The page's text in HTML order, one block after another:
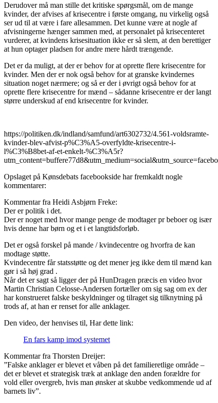
Derudover må man stille det kritiske spørgsmål, om de mange
kvinder, der afvises af krisecentre i første omgang, nu virkelig også
ser ud til at være i fare allesammen. Det kunne være at nogle af
afvisningerne hænger sammen med, at personalet på krisecenteret
vurderer, at kvindens krisesituation ikke er så slem, at den berettiger
at hun optager pladsen for andre mere hårdt trængende.
Det er da muligt, at der er behov for at oprette flere krisecentre for
kvinder. Men der er nok også behov for at granske kvindernes
situation noget nærmere; og så er der i øvrigt også behov for at
oprette flere krisecentre for mænd – sådanne krisecentre er der langt
større underskud af end krisecentre for kvinder.
https://politiken.dk/indland/samfund/art6302732/4.561-voldsramte-
kvinder-blev-afvist-p%C3%A5-overfyldte-krisecentre-i-
l%C3%B8bet-af-et-enkelt-%C3%A5r?
Opslaget på Kønsdebats facebookside har fremkaldt nogle
kommentarer:
Kommentar fra Heidi Asbjørn Freke:
Der er politik i det.
Der er noget med hvor mange penge de modtager pr beboer og især
hvis denne har børn og et i et langtidsforløb.
Det er også forskel på mande / kvindecentre og hvorfra de kan
modtage støtte.
Kvindecentre får statsstøtte og det mener jeg ikke dem til mænd kan
gør i så høj grad .
Når det er sagt så ligger der på HunDragen præcis en video hvor
Martin Christian Celosse-Andersen fortæller om sig sag om ex der
har konstrueret falske beskyldninger og tilraget sig tilknytning på
trods af, at han er renset for alle anklager.
Den video, der henvises til, Har dette link:
En fars kamp imod systemet
Kommentar fra Thorsten Dreijer:
”Falske anklager er blevet et våben på det familieretlige område –
det er blevet et strategisk træk at anklage den anden forældre for
vold eller overgreb, hvis man ønsker at skubbe vedkommende ud af
barnets liv”.